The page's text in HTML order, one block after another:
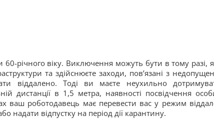
60-річного віку. Виключення можуть бути в тому разі,
та здійснюєте заходи, пов’язані з
віддалено. Тоді ви маєте неухильно
дистанції в 1,5 метра, наявності посвідчення
ваш роботодавець має перевести вас у режим
надати відпустку на період дії карантину.